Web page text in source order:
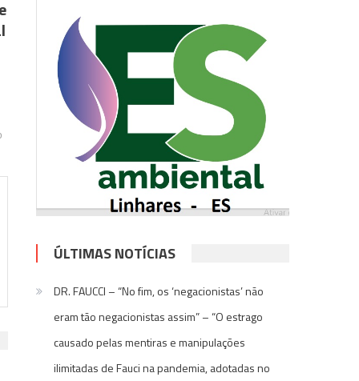
ÚLTIMAS NOTÍCIAS
DR. FAUCCI – “No fim, os ‘negacionistas’ não
eram tão negacionistas assim” – “O estrago
causado pelas mentiras e manipulações
ilimitadas de Fauci na pandemia, adotadas no